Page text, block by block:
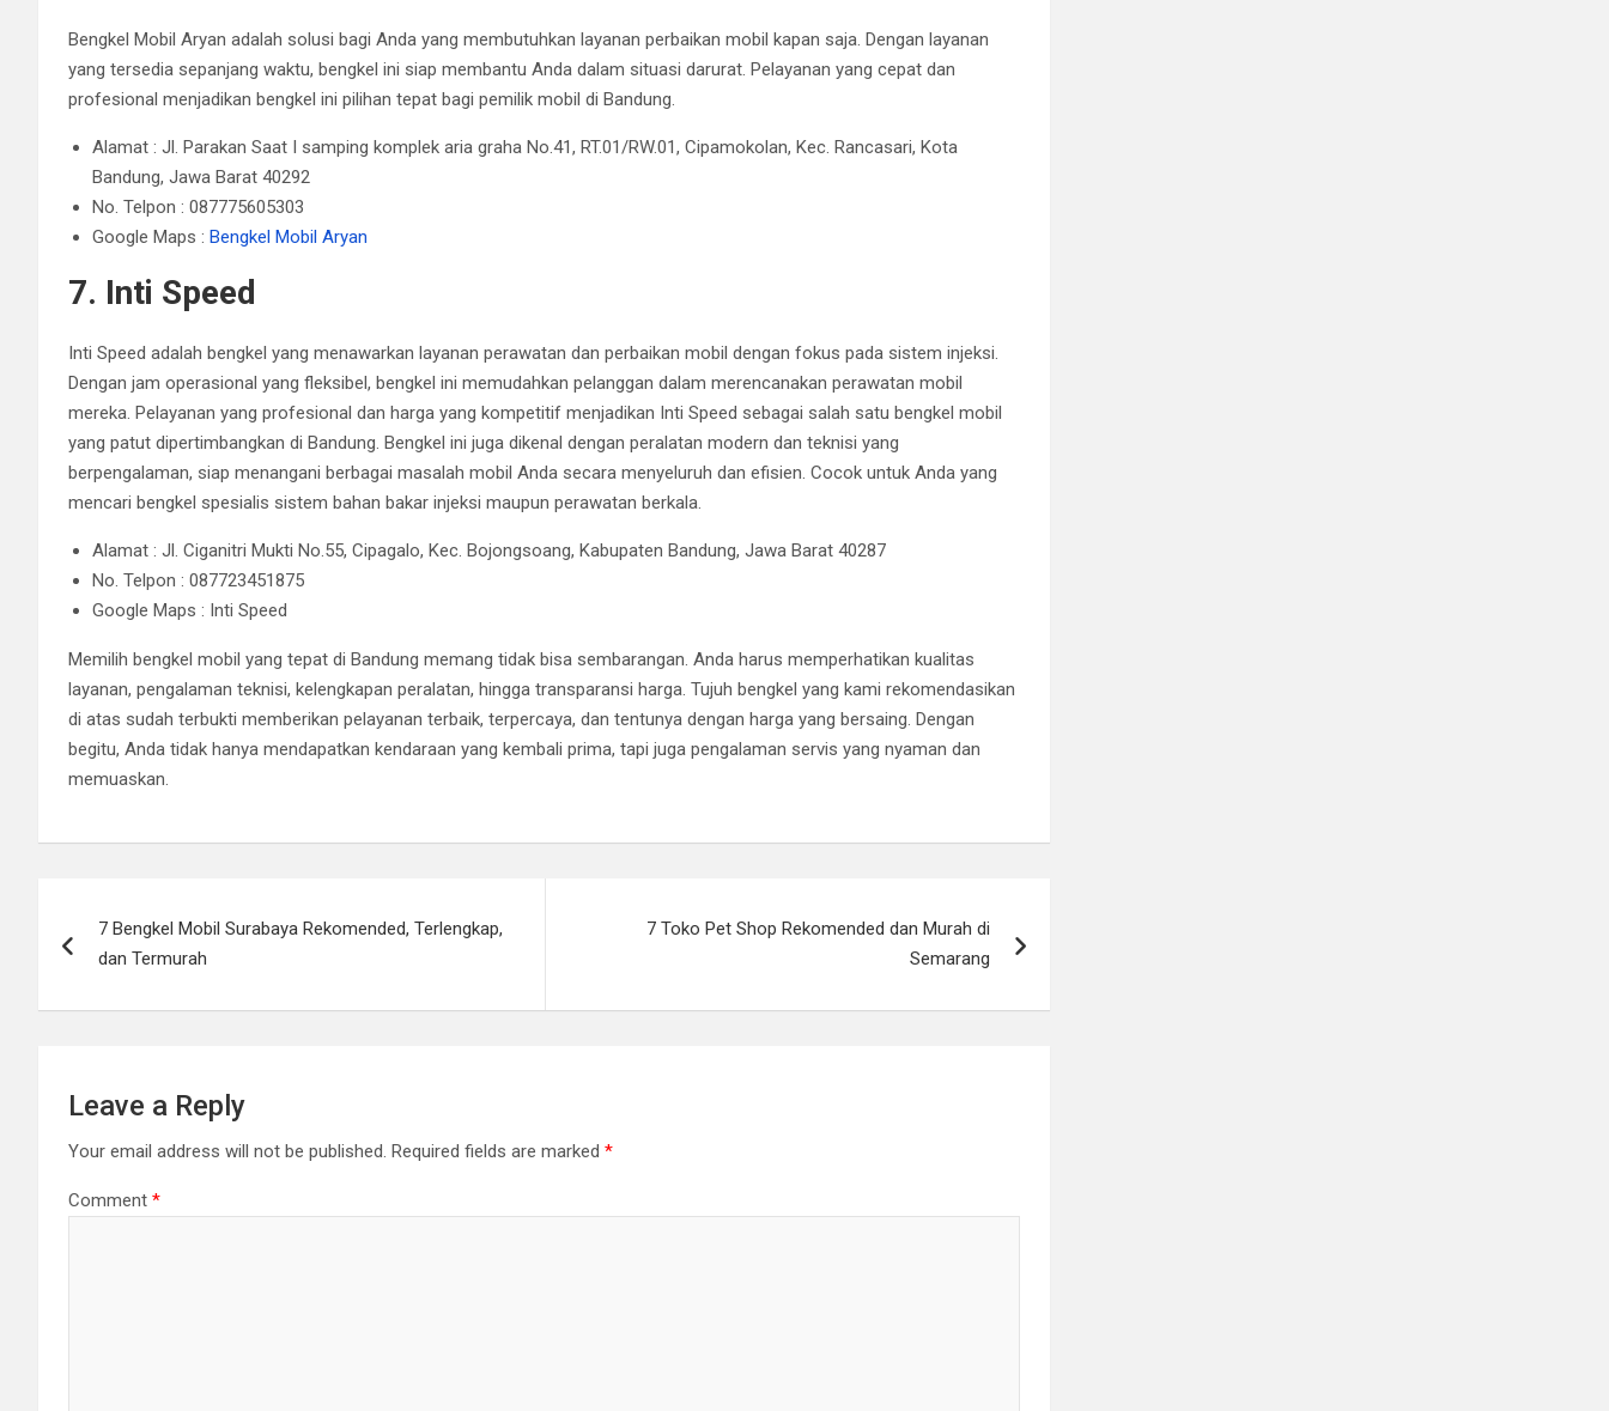
Bengkel Mobil Aryan adalah solusi bagi Anda yang membutuhkan layanan perbaikan mobil kapan saja. Dengan layanan
yang tersedia sepanjang waktu, bengkel ini siap membantu Anda dalam situasi darurat. Pelayanan yang cepat dan
profesional menjadikan bengkel ini pilihan tepat bagi pemilik mobil di Bandung.
Alamat : Jl. Parakan Saat I samping komplek aria graha No.41, RT.01/RW.01, Cipamokolan, Kec. Rancasari, Kota
Bandung, Jawa Barat 40292
No. Telpon : 087775605303
Google Maps : Bengkel Mobil Aryan
7. Inti Speed
Inti Speed adalah bengkel yang menawarkan layanan perawatan dan perbaikan mobil dengan fokus pada sistem injeksi.
Dengan jam operasional yang fleksibel, bengkel ini memudahkan pelanggan dalam merencanakan perawatan mobil
mereka. Pelayanan yang profesional dan harga yang kompetitif menjadikan Inti Speed sebagai salah satu bengkel mobil
yang patut dipertimbangkan di Bandung. Bengkel ini juga dikenal dengan peralatan modern dan teknisi yang
berpengalaman, siap menangani berbagai masalah mobil Anda secara menyeluruh dan efisien. Cocok untuk Anda yang
mencari bengkel spesialis sistem bahan bakar injeksi maupun perawatan berkala.
Alamat : Jl. Ciganitri Mukti No.55, Cipagalo, Kec. Bojongsoang, Kabupaten Bandung, Jawa Barat 40287
No. Telpon : 087723451875
Google Maps : Inti Speed
Memilih bengkel mobil yang tepat di Bandung memang tidak bisa sembarangan. Anda harus memperhatikan kualitas
layanan, pengalaman teknisi, kelengkapan peralatan, hingga transparansi harga. Tujuh bengkel yang kami rekomendasikan
di atas sudah terbukti memberikan pelayanan terbaik, terpercaya, dan tentunya dengan harga yang bersaing. Dengan
begitu, Anda tidak hanya mendapatkan kendaraan yang kembali prima, tapi juga pengalaman servis yang nyaman dan
memuaskan.
navigation
7 Bengkel Mobil Surabaya Rekomended, Terlengkap,
dan Termurah
7 Toko Pet Shop Rekomended dan Murah di
Semarang
Leave a Reply
Your email address will not be published. Required fields are marked *
Comment *